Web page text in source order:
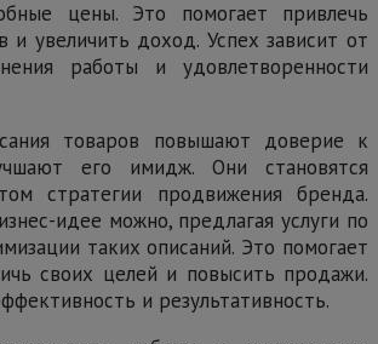
цены. Это помогает привлечь
и увеличить доход. Успех зависит от
работы и удовлетворенности
товаров повышают доверие к
его имидж. Они становятся
стратегии продвижения бренда.
идее можно, предлагая услуги по
таких описаний. Это помогает
своих целей и повысить продажи.
и результативность.